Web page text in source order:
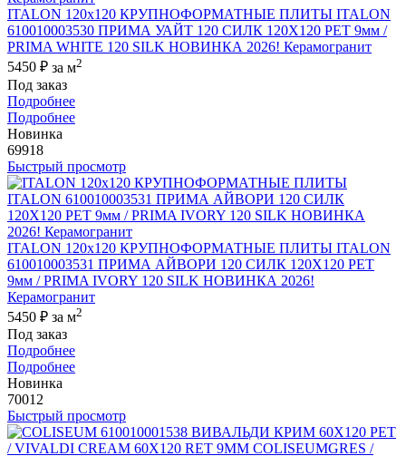
ITALON 120x120 КРУПНОФОРМАТНЫЕ ПЛИТЫ ITALON
610010003530 ПРИМА УАЙТ 120 СИЛК 120Х120 РЕТ 9мм /
PRIMA WHITE 120 SILK НОВИНКА 2026! Керамогранит
5450 ₽ за м2
Под заказ
Подробнее
Подробнее
Новинка
69918
Быстрый просмотр
ITALON 120x120 КРУПНОФОРМАТНЫЕ ПЛИТЫ ITALON
610010003531 ПРИМА АЙВОРИ 120 СИЛК 120Х120 РЕТ
9мм / PRIMA IVORY 120 SILK НОВИНКА 2026!
Керамогранит
5450 ₽ за м2
Под заказ
Подробнее
Подробнее
Новинка
70012
Быстрый просмотр